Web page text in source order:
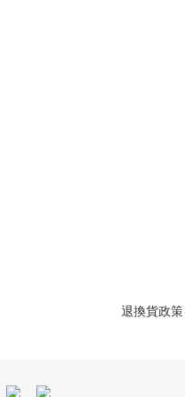
退換貨政策